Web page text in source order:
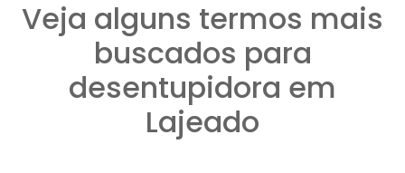
Veja alguns termos mais
buscados para
desentupidora em
Lajeado